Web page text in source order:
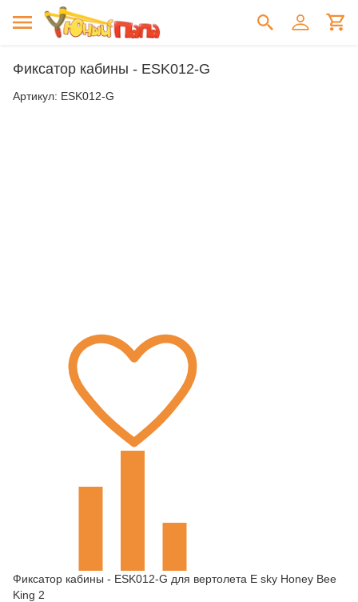
Фиксатор кабины - ESK012-G
Артикул: ESK012-G
Фиксатор кабины - ESK012-G для вертолета E sky Honey Bee
King 2